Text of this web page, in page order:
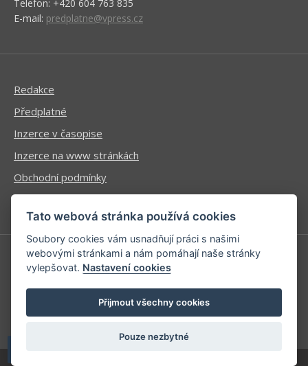
Telefon: +420 604 763 835
E-mail: predplatne@vpress.cz
Redakce
Předplatné
Inzerce v časopise
Inzerce na www stránkách
Obchodní podmínky
Ochrana osobních údajů
Příhlášení | Registrace
Kontaktní informace
Mapa stránek
Tato webová stránka používá cookies
Soubory cookies vám usnadňují práci s našimi
webovými stránkami a nám pomáhají naše stránky
vylepšovat. Nastavení cookies
Přijmout všechny cookies
Pouze nezbytné